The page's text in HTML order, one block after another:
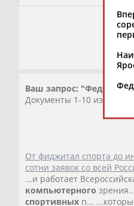
Ваш запрос:
Документы 1-10 из 24
От фиджитал спорта до
сотни заявок со всей
...и работает
компьютерного
спортивных п...